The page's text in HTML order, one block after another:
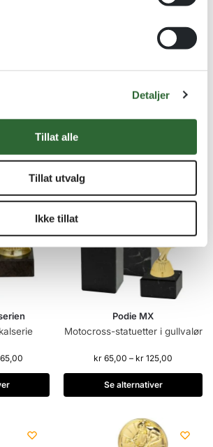
Detaljer
Tillat alle
Tillat utvalg
Ikke tillat
Små jernmedaljer i gull-
Se alternativer
Podie MX
Motocross-statuetter i gullvalør
kr 65,00 – kr 125,00
Se alternativer